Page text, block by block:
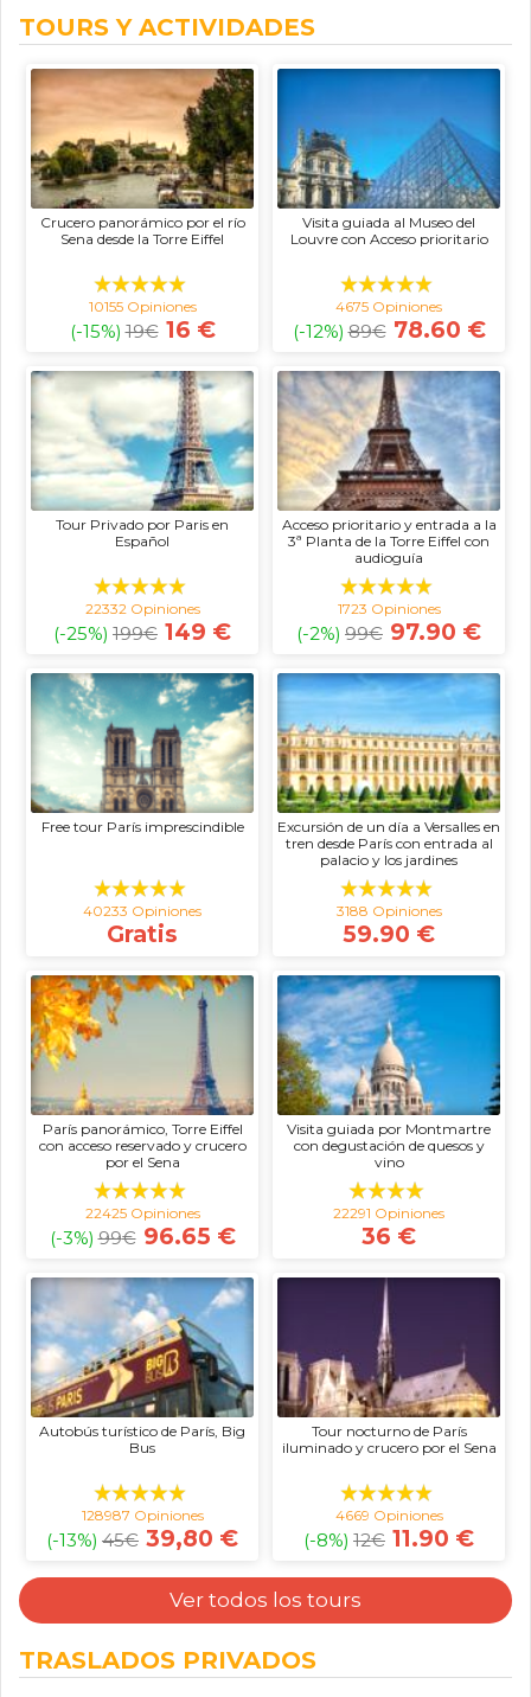
TOURS Y ACTIVIDADES
Crucero panorámico por el río
Sena desde la Torre Eiffel
10155 Opiniones
(-15%) 19€ 16 €
Visita guiada al Museo del
Louvre con Acceso prioritario
4675 Opiniones
(-12%) 89€ 78.60 €
Tour Privado por Paris en
Español
22332 Opiniones
(-25%) 199€ 149 €
Acceso prioritario y entrada a la
3ª Planta de la Torre Eiffel con
audioguía
1723 Opiniones
(-2%) 99€ 97.90 €
Free tour París imprescindible
40233 Opiniones
Gratis
Excursión de un día a Versalles en
tren desde París con entrada al
palacio y los jardines
3188 Opiniones
59.90 €
París panorámico, Torre Eiffel
con acceso reservado y crucero
por el Sena
22425 Opiniones
(-3%) 99€ 96.65 €
Visita guiada por Montmartre
con degustación de quesos y
vino
22291 Opiniones
36 €
Autobús turístico de París, Big
Bus
128987 Opiniones
(-13%) 45€ 39,80 €
Tour nocturno de París
iluminado y crucero por el Sena
4669 Opiniones
(-8%) 12€ 11.90 €
Ver todos los tours
TRASLADOS PRIVADOS